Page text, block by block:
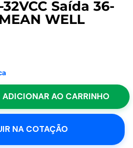
Saída 36-
WELL
ADICIONAR AO CARRINHO
NA COTAÇÃO